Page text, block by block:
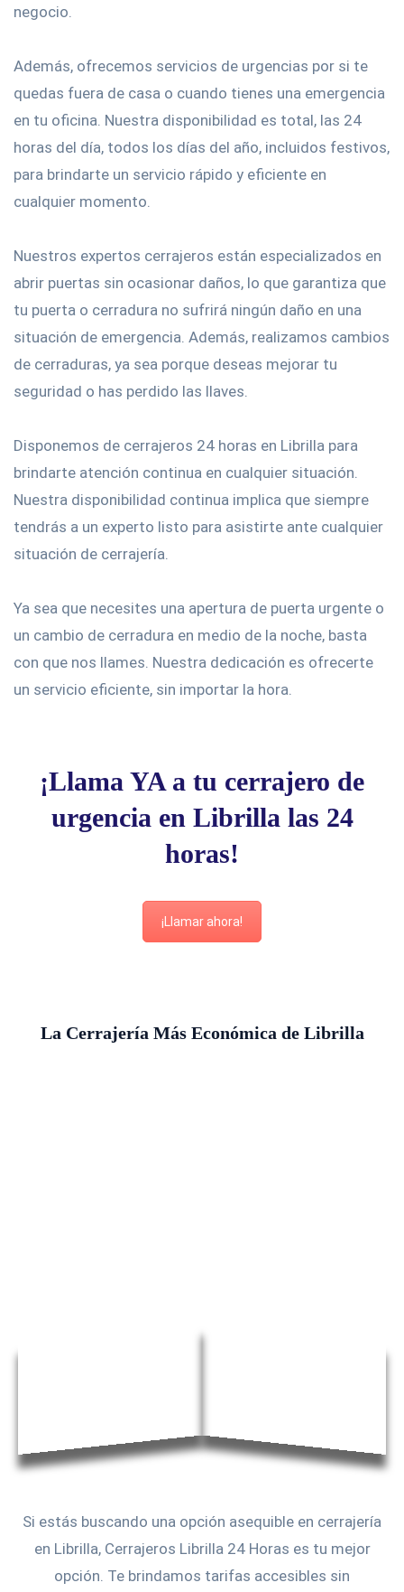
negocio.
Además, ofrecemos servicios de urgencias por si te
quedas fuera de casa o cuando tienes una emergencia
en tu oficina. Nuestra disponibilidad es total, las 24
horas del día, todos los días del año, incluidos festivos,
para brindarte un servicio rápido y eficiente en
cualquier momento.
Nuestros expertos cerrajeros están especializados en
abrir puertas sin ocasionar daños, lo que garantiza que
tu puerta o cerradura no sufrirá ningún daño en una
situación de emergencia. Además, realizamos cambios
de cerraduras, ya sea porque deseas mejorar tu
seguridad o has perdido las llaves.
Disponemos de cerrajeros 24 horas en Librilla para
brindarte atención continua en cualquier situación.
Nuestra disponibilidad continua implica que siempre
tendrás a un experto listo para asistirte ante cualquier
situación de cerrajería.
Ya sea que necesites una apertura de puerta urgente o
un cambio de cerradura en medio de la noche, basta
con que nos llames. Nuestra dedicación es ofrecerte
un servicio eficiente, sin importar la hora.
¡Llama YA a tu cerrajero de
urgencia en Librilla las 24
horas!
¡Llamar ahora!
La Cerrajería Más Económica de Librilla
Si estás buscando una opción asequible en cerrajería
en Librilla, Cerrajeros Librilla 24 Horas es tu mejor
opción. Te brindamos tarifas accesibles sin